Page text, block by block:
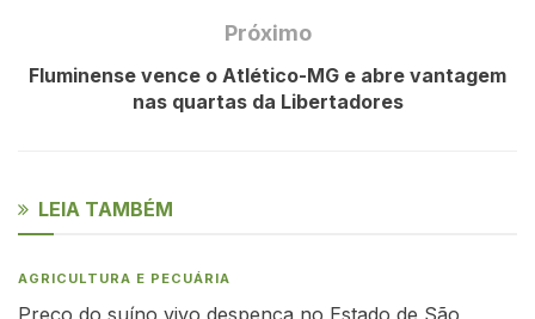
Próximo
Fluminense vence o Atlético-MG e abre vantagem
nas quartas da Libertadores
LEIA TAMBÉM
AGRICULTURA E PECUÁRIA
Preço do suíno vivo despenca no Estado de São